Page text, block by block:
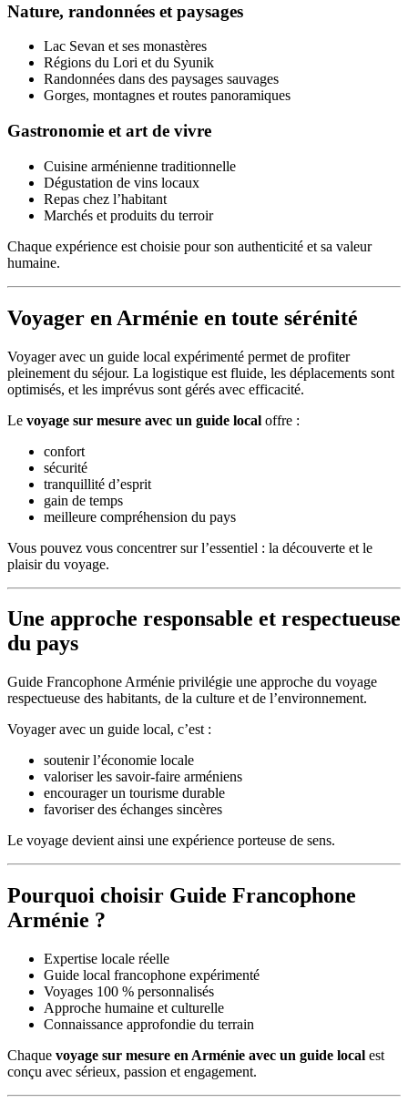
Nature, randonnées et paysages
Lac Sevan et ses monastères
Régions du Lori et du Syunik
Randonnées dans des paysages sauvages
Gorges, montagnes et routes panoramiques
Gastronomie et art de vivre
Cuisine arménienne traditionnelle
Dégustation de vins locaux
Repas chez l’habitant
Marchés et produits du terroir
Chaque expérience est choisie pour son authenticité et sa valeur
humaine.
Voyager en Arménie en toute sérénité
Voyager avec un guide local expérimenté permet de profiter
pleinement du séjour. La logistique est fluide, les déplacements sont
optimisés, et les imprévus sont gérés avec efficacité.
Le voyage sur mesure avec un guide local offre :
confort
sécurité
tranquillité d’esprit
gain de temps
meilleure compréhension du pays
Vous pouvez vous concentrer sur l’essentiel : la découverte et le
plaisir du voyage.
Une approche responsable et respectueuse
du pays
Guide Francophone Arménie privilégie une approche du voyage
respectueuse des habitants, de la culture et de l’environnement.
Voyager avec un guide local, c’est :
soutenir l’économie locale
valoriser les savoir-faire arméniens
encourager un tourisme durable
favoriser des échanges sincères
Le voyage devient ainsi une expérience porteuse de sens.
Pourquoi choisir Guide Francophone
Arménie ?
Expertise locale réelle
Guide local francophone expérimenté
Voyages 100 % personnalisés
Approche humaine et culturelle
Connaissance approfondie du terrain
Chaque voyage sur mesure en Arménie avec un guide local est
conçu avec sérieux, passion et engagement.